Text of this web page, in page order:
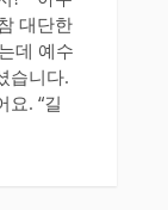
대단한
데 예수
습니다.
요. “길